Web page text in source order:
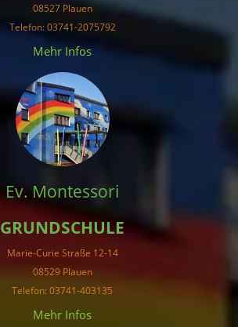
08527 Plauen
Telefon: 03741-2075792
Mehr Infos
Ev. Montessori
GRUNDSCHULE
Marie-Curie Straße 12-14
08529 Plauen
Telefon: 03741-403135
Mehr Infos